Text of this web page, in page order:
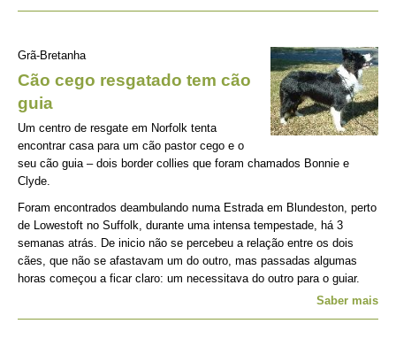
Grã-Bretanha
Cão cego resgatado tem cão
guia
Um centro de resgate em Norfolk tenta
encontrar casa para um cão pastor cego e o
seu cão guia – dois border collies que foram chamados Bonnie e
Clyde.
Foram encontrados deambulando numa Estrada em Blundeston, perto
de Lowestoft no Suffolk, durante uma intensa tempestade, há 3
semanas atrás. De inicio não se percebeu a relação entre os dois
cães, que não se afastavam um do outro, mas passadas algumas
horas começou a ficar claro: um necessitava do outro para o guiar.
Saber mais